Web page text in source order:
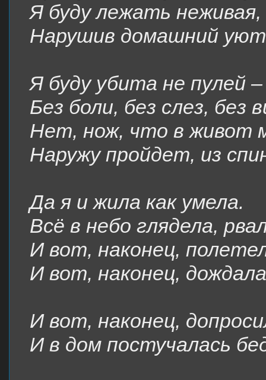
Я буду лежать неживая,
Нарушив домашний
Я буду убита не пулей –
Без боли, без слез, без
Нет, нож, что в живот
Наружу пройдет, из
Да я и жила как умела.
Всё в небо глядела,
И вот, наконец,
И вот, наконец,
И вот, наконец,
И в дом постучалась